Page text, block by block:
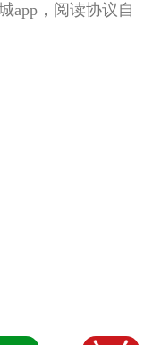
app，阅读协议自